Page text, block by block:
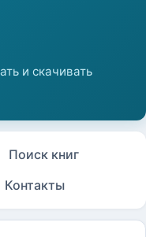
Поиск книг
Контакты